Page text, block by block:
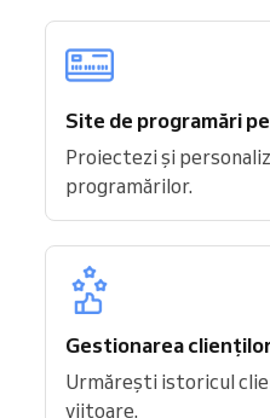
Site de programări
Proiectezi și
programărilor.
Gestionarea
Urmărești istoricul
viitoare.